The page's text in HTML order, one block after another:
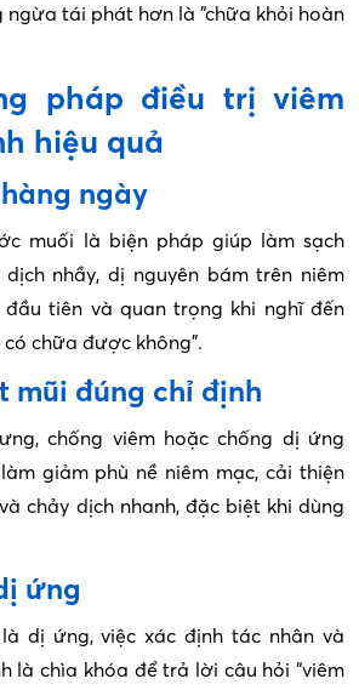
ngừa tái phát hơn là “chữa khỏi hoàn
pháp điều trị viêm
hiệu quả
ngày
muối là biện pháp giúp làm sạch
nhầy, dị nguyên bám trên niêm
tiên và quan trọng khi nghĩ đến
chữa được không”.
mũi đúng chỉ định
chống viêm hoặc chống dị ứng
giảm phù nề niêm mạc, cải thiện
chảy dịch nhanh, đặc biệt khi dùng
ứng
dị ứng, việc xác định tác nhân và
là chìa khóa để trả lời câu hỏi “viêm